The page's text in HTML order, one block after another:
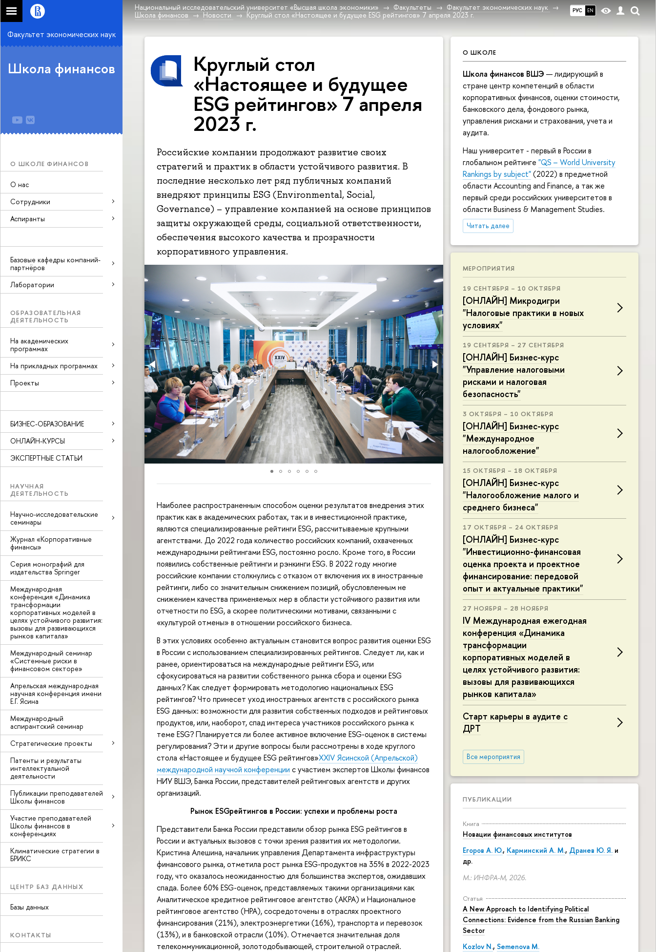
РУС EN
Национальный исследовательский университет «Высшая школа экономики» Факультеты
Факультет экономических наук
Школа финансов
Новости Круглый стол «Настоящее и будущее ESG рейтингов» 7 апреля 2023 г.
Факультет экономических наук
Школа финансов
О ШКОЛЕ ФИНАНСОВ
О нас
Сотрудники
Аспиранты
Базовые кафедры компаний-
партнёров
Лаборатории
ОБРАЗОВАТЕЛЬНАЯ
ДЕЯТЕЛЬНОСТЬ
На академических
программах
На прикладных программах
Проекты
БИЗНЕС-ОБРАЗОВАНИЕ
ОНЛАЙН-КУРСЫ
ЭКСПЕРТНЫЕ СТАТЬИ
НАУЧНАЯ
ДЕЯТЕЛЬНОСТЬ
Научно-исследовательские
семинары
Журнал «Корпоративные
финансы»
Серия монографий для
издательства Springer
Международная
конференция «Динамика
трансформации
корпоративных моделей в
целях устойчивого развития:
вызовы для развивающихся
рынков капитала»
Международный семинар
«Системные риски в
финансовом секторе»
Апрельская международная
научная конференция имени
Е.Г. Ясина
Международный
аспирантский семинар
Стратегические проекты
Патенты и результаты
интеллектуальной
деятельности
Публикации преподавателей
Школы финансов
Участие преподавателей
Школы финансов в
конференциях
Климатические стратегии в
БРИКС
ЦЕНТР БАЗ ДАННЫХ
Базы данных
КОНТАКТЫ
О ШКОЛЕ
Школа финансов ВШЭ — лидирующий в
стране центр компетенций в области
корпоративных финансов, оценки стоимости,
банковского дела, фондового рынка,
управления рисками и страхования, учета и
аудита.
Наш университет - первый в России в
глобальном рейтинге "QS – World University
Rankings by subject"(2022) в предметной
области Accounting and Finance, а так же
первый среди российских университетов в
области Business & Management Studies.
Читать далее
МЕРОПРИЯТИЯ
19 СЕНТЯБРЯ – 10 ОКТЯБРЯ
[ОНЛАЙН] Микродигри
"Налоговые практики в новых
условиях"
19 СЕНТЯБРЯ – 27 СЕНТЯБРЯ
[ОНЛАЙН] Бизнес-курс
"Управление налоговыми
рисками и налоговая
безопасность"
3 ОКТЯБРЯ – 10 ОКТЯБРЯ
[ОНЛАЙН] Бизнес-курс
"Международное
налогообложение"
15 ОКТЯБРЯ – 18 ОКТЯБРЯ
[ОНЛАЙН] Бизнес-курс
"Налогообложение малого и
среднего бизнеса"
17 ОКТЯБРЯ – 24 ОКТЯБРЯ
[ОНЛАЙН] Бизнес-курс
"Инвестиционно-финансовая
оценка проекта и проектное
финансирование: передовой
опыт и актуальные практики"
27 НОЯБРЯ – 28 НОЯБРЯ
IV Международная ежегодная
конференция «Динамика
трансформации
корпоративных моделей в
целях устойчивого развития:
вызовы для развивающихся
рынков капитала»
Старт карьеры в аудите с
ДРТ
Все мероприятия
ПУБЛИКАЦИИ
Книга
Новации финансовых институтов
Егоров А. Ю., Карминский А. М., Дранев Ю. Я. и
др.
М.: ИНФРА-М, 2026.
Статья
A New Approach to Identifying Political
Connections: Evidence from the Russian Banking
Sector
Kozlov N., Semenova M.
Круглый стол
«Настоящее и будущее
ESG рейтингов» 7 апреля
2023 г.
Российские компании продолжают развитие своих
стратегий и практик в области устойчивого развития. В
последние несколько лет ряд публичных компаний
внедряют принципы ESG (Environmental, Social,
Governance) – управление компанией на основе принципов
защиты окружающей среды, социальной ответственности,
обеспечения высокого качества и прозрачности
корпоративного управления.
Наиболее распространенным способом оценки результатов внедрения этих
практик как в академических работах, так и в инвестиционной практике,
являются специализированные рейтинги ESG, рассчитываемые крупными
агентствами. До 2022 года количество российских компаний, охваченных
международными рейтингами ESG, постоянно росло. Кроме того, в России
появились собственные рейтинги и рэнкинги ESG. В 2022 году многие
российские компании столкнулись с отказом от включения их в иностранные
рейтинги, либо со значительным снижением позиций, обусловленным не
снижением качества применяемых мер в области устойчивого развития или
отчетности по ESG, а скорее политическими мотивами, связанными с
«культурой отмены» в отношении российского бизнеса.
В этих условиях особенно актуальным становится вопрос развития оценки ESG
в России с использованием специализированных рейтингов. Следует ли, как и
ранее, ориентироваться на международные рейтинги ESG, или
сфокусироваться на развитии собственного рынка сбора и оценки ESG
данных? Как следует формировать методологию национальных ESG
рейтингов? Что принесет уход иностранных агентств с российского рынка
ESG данных: возможности для развития собственных подходов и рейтинговых
продуктов, или, наоборот, спад интереса участников российского рынка к
теме ESG? Планируется ли более активное включение ESG-оценок в системы
регулирования? Эти и другие вопросы были рассмотрены в ходе круглого
стола «Настоящее и будущее ESG рейтингов»XXIV Ясинской (Апрельской)
международной научной конференции с участием экспертов Школы финансов
НИУ ВШЭ, Банка России, представителей рейтинговых агентств и других
организаций.
Рынок ESGрейтингов в России: успехи и проблемы роста
Представители Банка России представили обзор рынка ESG рейтингов в
России и актуальных вызовов с точки зрения развития их методологии.
Кристина Алешина, начальник управления Департамента инфраструктуры
финансового рынка, отметила рост рынка ESG-продуктов на 35% в 2022-2023
году, что оказалось неожиданностью для большинства экспертов, ожидавших
спада. Более 60% ESG-оценок, представляемых такими организациями как
Аналитическое кредитное рейтинговое агентство (АКРА) и Национальное
рейтинговое агентство (НРА), сосредоточены в отраслях проектного
финансирования (21%), электроэнергетики (16%), транспорта и перевозок
(13%), и в банковской отрасли (10%). Отмечается значительная доля
телекоммуникационной, золотодобывающей, строительной отраслей.